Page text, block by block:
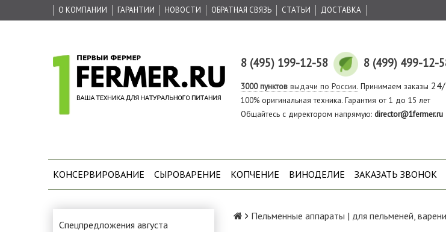
О КОМПАНИИ ГАРАНТИИ НОВОСТИ ОБРАТНАЯ СВЯЗЬ СТАТЬИ ДОСТАВКА
8 (495) 199-12-58 8 (499) 499-12-
3000 пунктоввыдачи по России. Принимаем заказы
100% оригинальная техника. Гарантия от 1 до 15 лет
Общайтесь с директором напрямую: director@1fermer.ru
КОНСЕРВИРОВАНИЕ СЫРОВАРЕНИЕ КОПЧЕНИЕ ВИНОДЕЛИЕ ЗАКАЗАТЬ ЗВОНОК
Спецпредложения августа
Пельменные аппараты | для пельменей,